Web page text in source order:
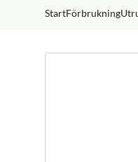
StartFörbrukning